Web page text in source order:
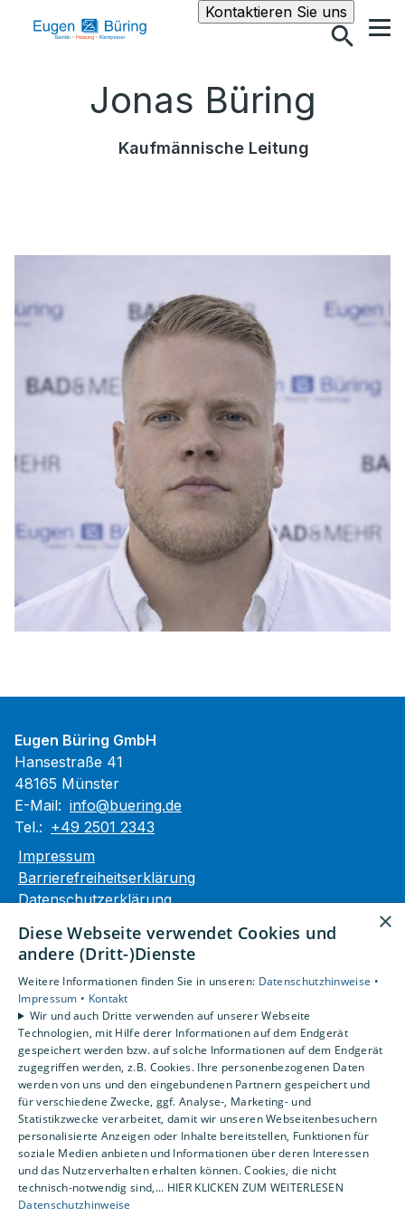
Kontaktieren Sie unsSuche
Jonas Büring
Kaufmännische Leitung
Eugen Büring GmbH
Hansestraße 41
48165 Münster
E-Mail: info@buering.de
Tel.: +49 2501 2343
Impressum
Barrierefreiheitserklärung
Datenschutzerklärung
Unsere Bereiche
Privatkunden
Gewerbekunden
Karriere
Unternehmen
Kontakt
×
Diese Webseite verwendet Cookies und
andere (Dritt-)Dienste
Weitere Informationen finden Sie in unseren: Datenschutzhinweise •
Impressum • Kontakt
Wir und auch Dritte verwenden auf unserer Webseite
Technologien, mit Hilfe derer Informationen auf dem Endgerät
gespeichert werden bzw. auf solche Informationen auf dem Endgerät
zugegriffen werden, z.B. Cookies. Ihre personenbezogenen Daten
werden von uns und den eingebundenen Partnern gespeichert und
für verschiedene Zwecke, ggf. Analyse-, Marketing- und
Statistikzwecke verarbeitet, damit wir unseren Webseitenbesuchern
personalisierte Anzeigen oder Inhalte bereitstellen, Funktionen für
soziale Medien anbieten und Informationen über deren Interessen
und das Nutzerverhalten erhalten können. Cookies, die nicht
technisch-notwendig sind,... HIER KLICKEN ZUM WEITERLESEN
Datenschutzhinweise